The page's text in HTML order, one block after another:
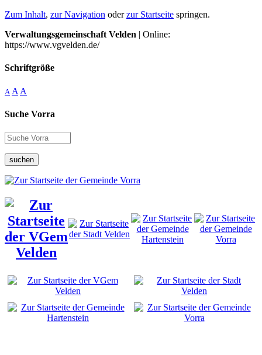
Zum Inhalt, zur Navigation oderzur Startseite springen.
Verwaltungsgemeinschaft Velden | Online:
https://www.vgvelden.de/
Schriftgröße
A A A
Suche Vorra
suchen